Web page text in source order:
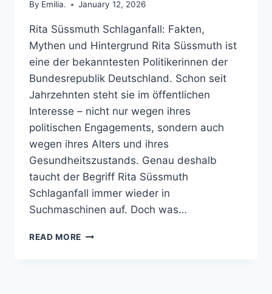
By Emilia. January 12, 2026
Rita Süssmuth Schlaganfall: Fakten,
Mythen und Hintergrund Rita Süssmuth ist
eine der bekanntesten Politikerinnen der
Bundesrepublik Deutschland. Schon seit
Jahrzehnten steht sie im öffentlichen
Interesse – nicht nur wegen ihres
politischen Engagements, sondern auch
wegen ihres Alters und ihres
Gesundheitszustands. Genau deshalb
taucht der Begriff Rita Süssmuth
Schlaganfall immer wieder in
Suchmaschinen auf. Doch was…
READ MORE RITA